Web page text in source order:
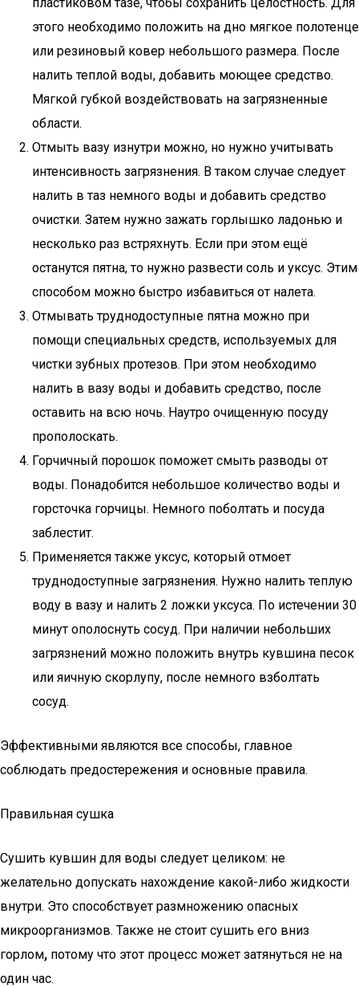
этого необходимо положить на дно мягкое полотенце
или резиновый ковер небольшого размера. После
налить теплой воды, добавить моющее средство.
Мягкой губкой воздействовать на загрязненные
области.
Отмыть вазу изнутри можно, но нужно учитывать
интенсивность загрязнения. В таком случае следует
налить в таз немного воды и добавить средство
очистки. Затем нужно зажать горлышко ладонью и
несколько раз встряхнуть. Если при этом ещё
останутся пятна, то нужно развести соль и уксус. Этим
способом можно быстро избавиться от налета.
Отмывать труднодоступные пятна можно при
помощи специальных средств, используемых для
чистки зубных протезов. При этом необходимо
налить в вазу воды и добавить средство, после
оставить на всю ночь. Наутро очищенную посуду
прополоскать.
Горчичный порошок поможет смыть разводы от
воды. Понадобится небольшое количество воды и
горсточка горчицы. Немного поболтать и посуда
заблестит.
Применяется также уксус, который отмоет
труднодоступные загрязнения. Нужно налить теплую
воду в вазу и налить 2 ложки уксуса. По истечении 30
минут ополоснуть сосуд. При наличии небольших
загрязнений можно положить внутрь кувшина песок
или яичную скорлупу, после немного взболтать
сосуд.
Эффективными являются все способы, главное
соблюдать предостережения и основные правила.
Правильная сушка
Сушить кувшин для воды следует целиком: не
желательно допускать нахождение какой-либо жидкости
внутри. Это способствует размножению опасных
микроорганизмов. Также не стоит сушить его вниз
горлом, потому что этот процесс может затянуться не на
один час.